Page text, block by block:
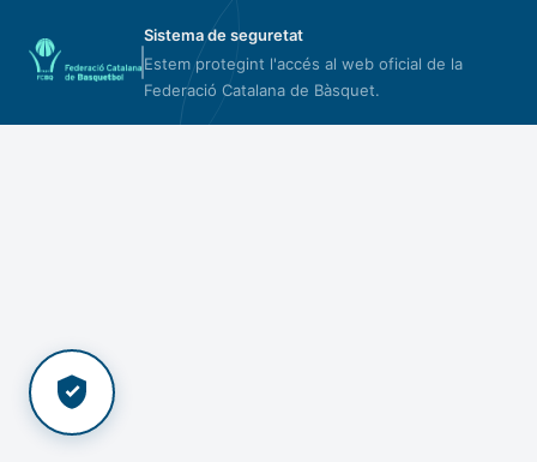
Sistema de seguretat
Estem protegint l'accés al web oficial de la
Federació Catalana de Bàsquet.